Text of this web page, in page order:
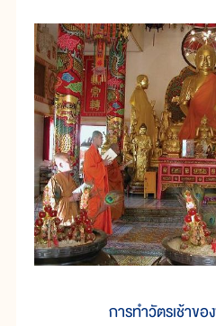
การทำวัตรเช้าข